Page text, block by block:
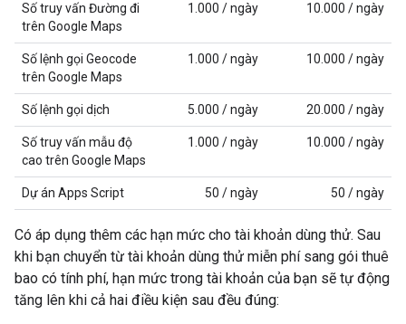
Số truy vấn Đường đi
trên Google Maps
1.000 / ngày 10.000 / ngày
Số lệnh gọi Geocode
trên Google Maps
1.000 / ngày 10.000 / ngày
Số lệnh gọi dịch 5.000 / ngày 20.000 / ngày
Số truy vấn mẫu độ
cao trên Google Maps
1.000 / ngày 10.000 / ngày
Dự án Apps Script 50 / ngày 50 / ngày
Có áp dụng thêm các hạn mức cho tài khoản dùng thử. Sau
khi bạn chuyển từ tài khoản dùng thử miễn phí sang gói thuê
bao có tính phí, hạn mức trong tài khoản của bạn sẽ tự động
tăng lên khi cả hai điều kiện sau đều đúng: